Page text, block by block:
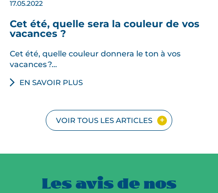
17.05.2022
Cet été, quelle sera la couleur de vos
vacances ?
Cet été, quelle couleur donnera le ton à vos
vacances ?…
EN SAVOIR PLUS
VOIR TOUS LES ARTICLES
Les avis de nos